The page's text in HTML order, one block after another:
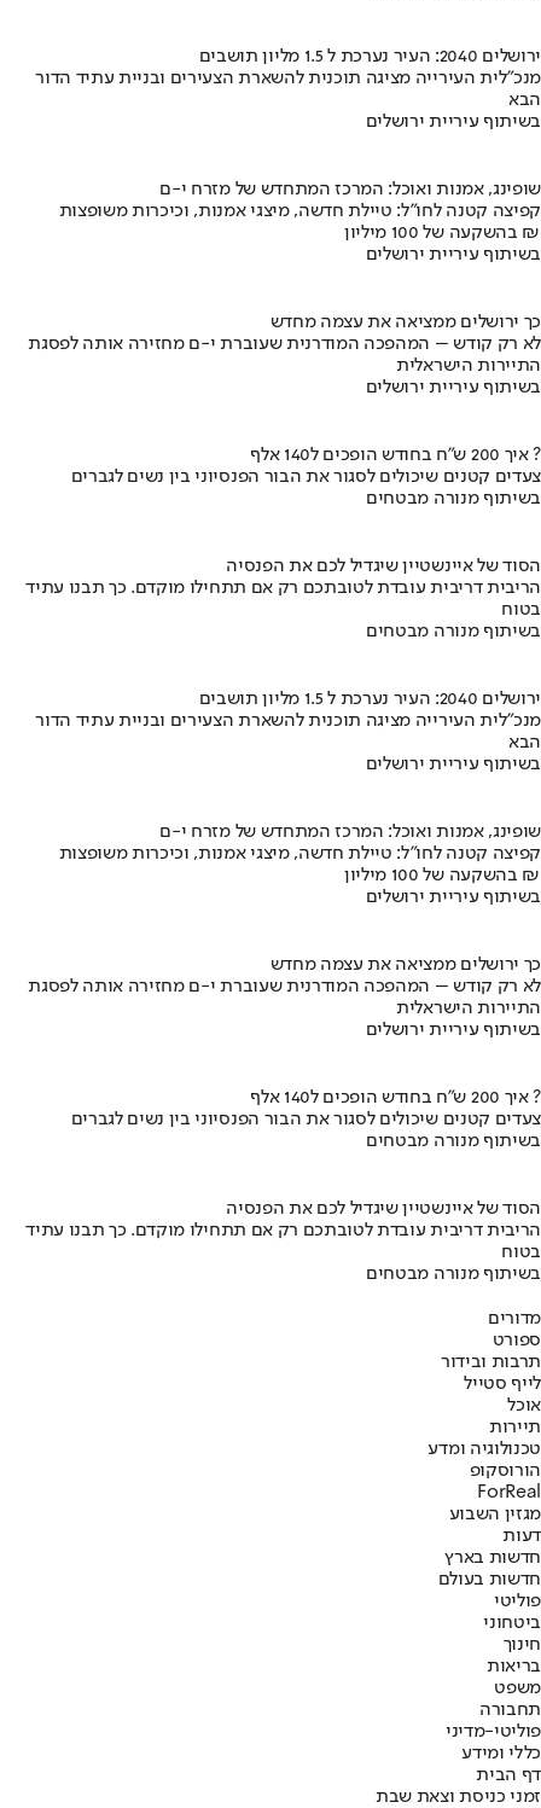
ירושלים 2040: העיר נערכת ל 1.5 מליון תושבים
מנכ"לית העירייה מציגה תוכנית להשארת הצעירים ובניית עתיד הדור
הבא
בשיתוף עיריית ירושלים
שופינג, אמנות ואוכל: המרכז המתחדש של מזרח י-ם
קפיצה קטנה לחו"ל: טיילת חדשה, מיצגי אמנות, וכיכרות משופצות
בהשקעה של 100 מיליון ₪
בשיתוף עיריית ירושלים
כך ירושלים ממציאה את עצמה מחדש
לא רק קודש – המהפכה המודרנית שעוברת י-ם מחזירה אותה לפסגת
התיירות הישראלית
בשיתוף עיריית ירושלים
איך 200 ש"ח בחודש הופכים ל140 אלף ?
צעדים קטנים שיכולים לסגור את הבור הפנסיוני בין נשים לגברים
בשיתוף מנורה מבטחים
הסוד של איינשטיין שיגדיל לכם את הפנסיה
הריבית דריבית עובדת לטובתכם רק אם תתחילו מוקדם. כך תבנו עתיד
בטוח
בשיתוף מנורה מבטחים
ירושלים 2040: העיר נערכת ל 1.5 מליון תושבים
מנכ"לית העירייה מציגה תוכנית להשארת הצעירים ובניית עתיד הדור
הבא
בשיתוף עיריית ירושלים
שופינג, אמנות ואוכל: המרכז המתחדש של מזרח י-ם
קפיצה קטנה לחו"ל: טיילת חדשה, מיצגי אמנות, וכיכרות משופצות
בהשקעה של 100 מיליון ₪
בשיתוף עיריית ירושלים
כך ירושלים ממציאה את עצמה מחדש
לא רק קודש – המהפכה המודרנית שעוברת י-ם מחזירה אותה לפסגת
התיירות הישראלית
בשיתוף עיריית ירושלים
איך 200 ש"ח בחודש הופכים ל140 אלף ?
צעדים קטנים שיכולים לסגור את הבור הפנסיוני בין נשים לגברים
בשיתוף מנורה מבטחים
הסוד של איינשטיין שיגדיל לכם את הפנסיה
הריבית דריבית עובדת לטובתכם רק אם תתחילו מוקדם. כך תבנו עתיד
בטוח
בשיתוף מנורה מבטחים
מדורים
ספורט
תרבות ובידור
לייף סטייל
אוכל
תיירות
טכנולוגיה ומדע
הורוסקופ
ForReal
מגזין השבוע
דעות
חדשות בארץ
חדשות בעולם
פוליטי
ביטחוני
חינוך
בריאות
משפט
תחבורה
פוליטי-מדיני
כללי ומידע
דף הבית
זמני כניסת וצאת שבת